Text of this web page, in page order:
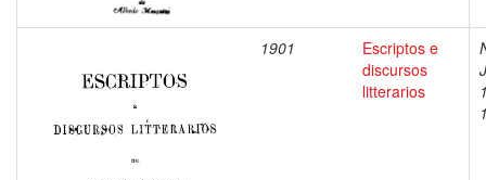
1901
Escriptos e
discursos
litterarios